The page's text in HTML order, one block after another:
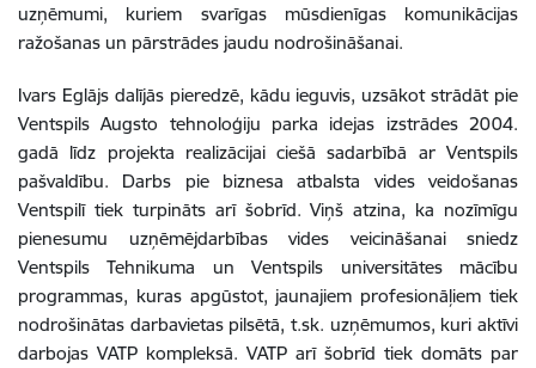
uzņēmumi, kuriem svarīgas mūsdienīgas komunikācijas
ražošanas un pārstrādes jaudu nodrošināšanai.
Ivars Eglājs dalījās pieredzē, kādu ieguvis, uzsākot strādāt pie
Ventspils Augsto tehnoloģiju parka idejas izstrādes 2004.
gadā līdz projekta realizācijai ciešā sadarbībā ar Ventspils
pašvaldību. Darbs pie biznesa atbalsta vides veidošanas
Ventspilī tiek turpināts arī šobrīd. Viņš atzina, ka nozīmīgu
pienesumu uzņēmējdarbības vides veicināšanai sniedz
Ventspils Tehnikuma un Ventspils universitātes mācību
programmas, kuras apgūstot, jaunajiem profesionāļiem tiek
nodrošinātas darbavietas pilsētā, t.sk. uzņēmumos, kuri aktīvi
darbojas VATP kompleksā. VATP arī šobrīd tiek domāts par